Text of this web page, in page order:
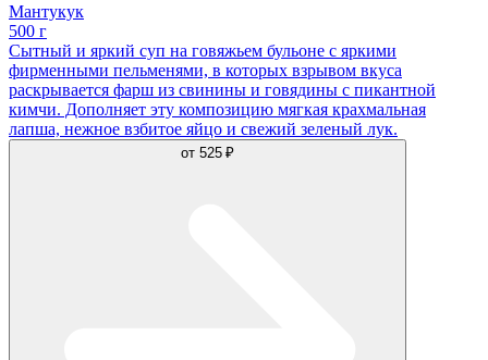
Мантукук
500 г
Сытный и яркий суп на говяжьем бульоне с яркими
фирменными пельменями, в которых взрывом вкуса
раскрывается фарш из свинины и говядины с пикантной
кимчи. Дополняет эту композицию мягкая крахмальная
лапша, нежное взбитое яйцо и свежий зеленый лук.
от 525 ₽